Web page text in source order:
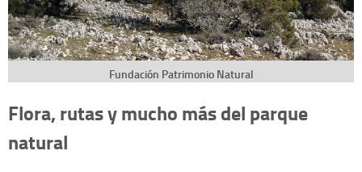
Fundación Patrimonio Natural
Flora, rutas y mucho más del parque
natural